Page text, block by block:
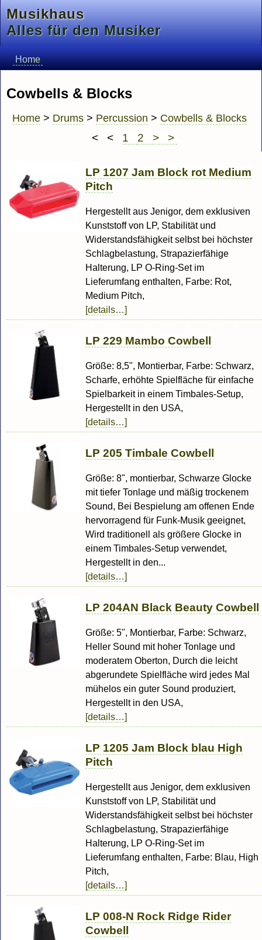
Musikhaus
Alles für den Musiker
Home
Cowbells & Blocks
Home > Drums > Percussion > Cowbells & Blocks
< < 1 2 > >
LP 1207 Jam Block rot Medium
Pitch
Hergestellt aus Jenigor, dem exklusiven
Kunststoff von LP, Stabilität und
Widerstandsfähigkeit selbst bei höchster
Schlagbelastung, Strapazierfähige
Halterung, LP O-Ring-Set im
Lieferumfang enthalten, Farbe: Rot,
Medium Pitch,
[details…]
LP 229 Mambo Cowbell
Größe: 8,5", Montierbar, Farbe: Schwarz,
Scharfe, erhöhte Spielfläche für einfache
Spielbarkeit in einem Timbales-Setup,
Hergestellt in den USA,
[details…]
LP 205 Timbale Cowbell
Größe: 8", montierbar, Schwarze Glocke
mit tiefer Tonlage und mäßig trockenem
Sound, Bei Bespielung am offenen Ende
hervorragend für Funk-Musik geeignet,
Wird traditionell als größere Glocke in
einem Timbales-Setup verwendet,
Hergestellt in den...
[details…]
LP 204AN Black Beauty Cowbell
Größe: 5", Montierbar, Farbe: Schwarz,
Heller Sound mit hoher Tonlage und
moderatem Oberton, Durch die leicht
abgerundete Spielfläche wird jedes Mal
mühelos ein guter Sound produziert,
Hergestellt in den USA,
[details…]
LP 1205 Jam Block blau High
Pitch
Hergestellt aus Jenigor, dem exklusiven
Kunststoff von LP, Stabilität und
Widerstandsfähigkeit selbst bei höchster
Schlagbelastung, Strapazierfähige
Halterung, LP O-Ring-Set im
Lieferumfang enthalten, Farbe: Blau, High
Pitch,
[details…]
LP 008-N Rock Ridge Rider
Cowbell